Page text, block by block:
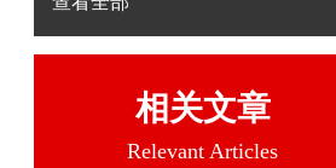
相关文章
Relevant Articles